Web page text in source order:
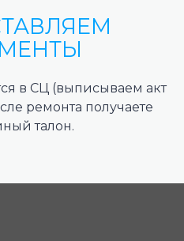
в СЦ (выписываем акт
ремонта получаете
талон.